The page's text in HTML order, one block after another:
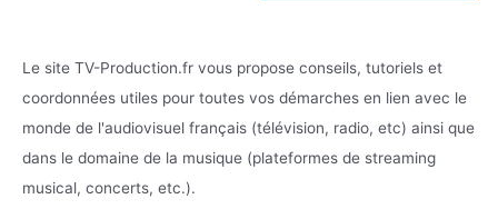
Le site TV-Production.fr vous propose conseils, tutoriels et
coordonnées utiles pour toutes vos démarches en lien avec le
monde de l'audiovisuel français (télévision, radio, etc) ainsi que
dans le domaine de la musique (plateformes de streaming
musical, concerts, etc.).